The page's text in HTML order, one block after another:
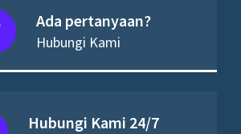
Ada pertanyaan?
Hubungi Kami
Hubungi Kami 24/7